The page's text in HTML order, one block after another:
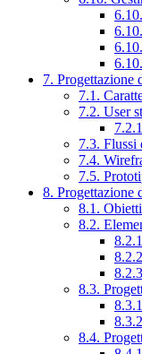
7. Progettazione
7.1.
7.2. User
7.3. Flussi
7.4.
7.5.
8. Progettazione
8.1.
8.2.
8.3.
8.4.